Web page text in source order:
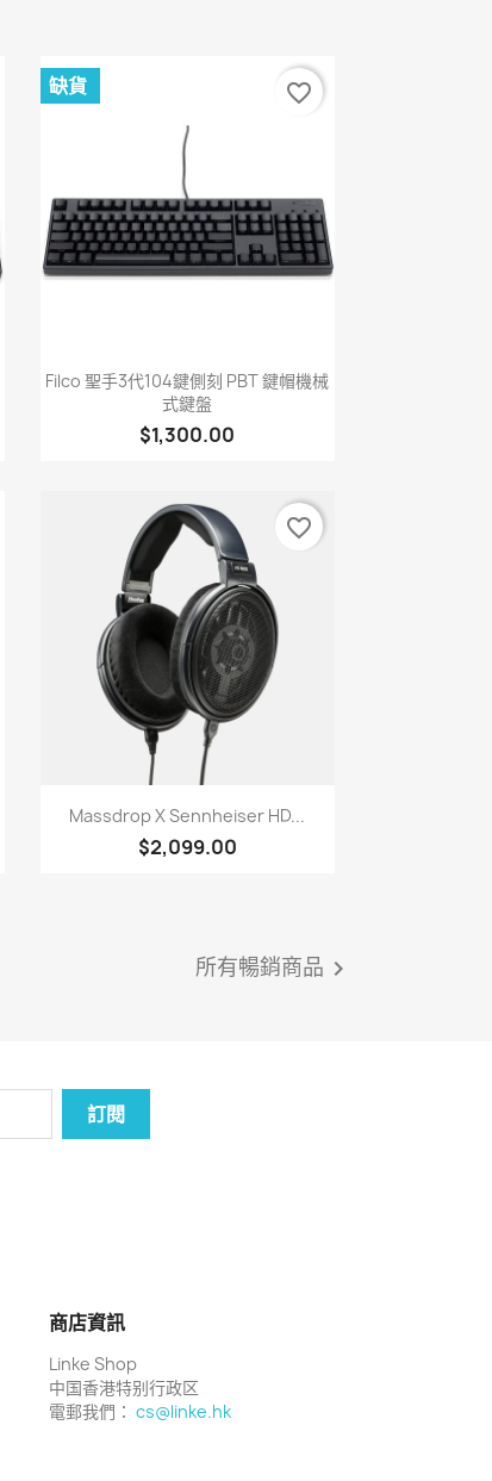
快速查看
Filco 聖手3代104鍵側刻 PBT 鍵帽機械
式鍵盤
$1,300.00
缺貨 favorite_border
快速查看
Massdrop X Sennheiser HD...
$2,099.00
favorite_border
所有暢銷商品 
商店資訊
Linke Shop
中国香港特别行政区
電郵我們： cs@linke.hk